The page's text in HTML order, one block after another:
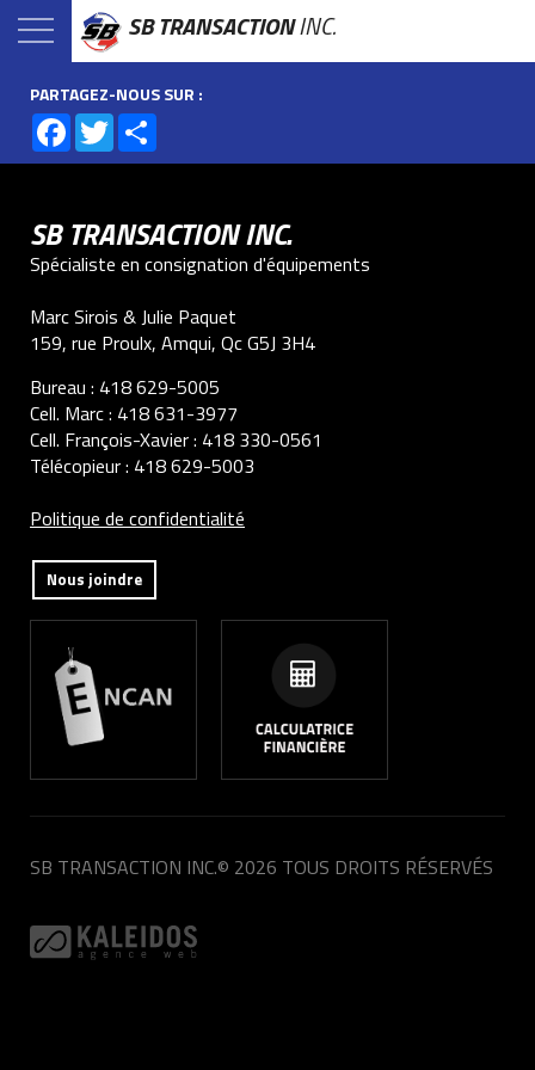
SB TRANSACTIONINC.
PARTAGEZ-NOUS SUR :
Facebook
Twitter
SB TRANSACTION INC.
Spécialiste en consignation d'équipements
Marc Sirois & Julie Paquet
159, rue Proulx, Amqui, Qc G5J 3H4
Bureau : 418 629-5005
Cell. Marc : 418 631-3977
Cell. François-Xavier : 418 330-0561
Télécopieur : 418 629-5003
Politique de confidentialité
Nous joindre
SB TRANSACTION INC.© 2026 TOUS DROITS RÉSERVÉS